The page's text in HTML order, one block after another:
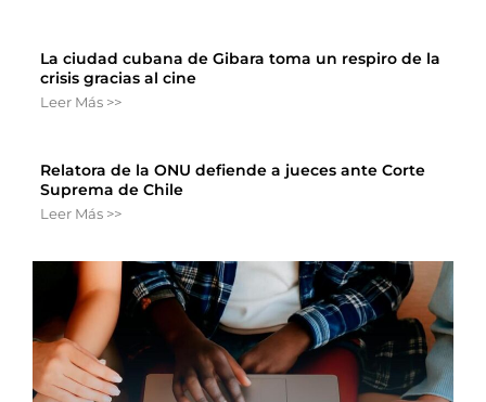
La ciudad cubana de Gibara toma un respiro de la
crisis gracias al cine
Leer Más >>
Relatora de la ONU defiende a jueces ante Corte
Suprema de Chile
Leer Más >>